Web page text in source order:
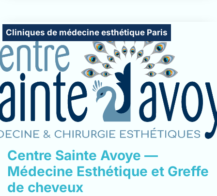
Cliniques de chirurgie esthétique Paris
Cliniques de médecine esthétique Paris
Centre Sainte Avoye —
Médecine Esthétique et Greffe
de cheveux